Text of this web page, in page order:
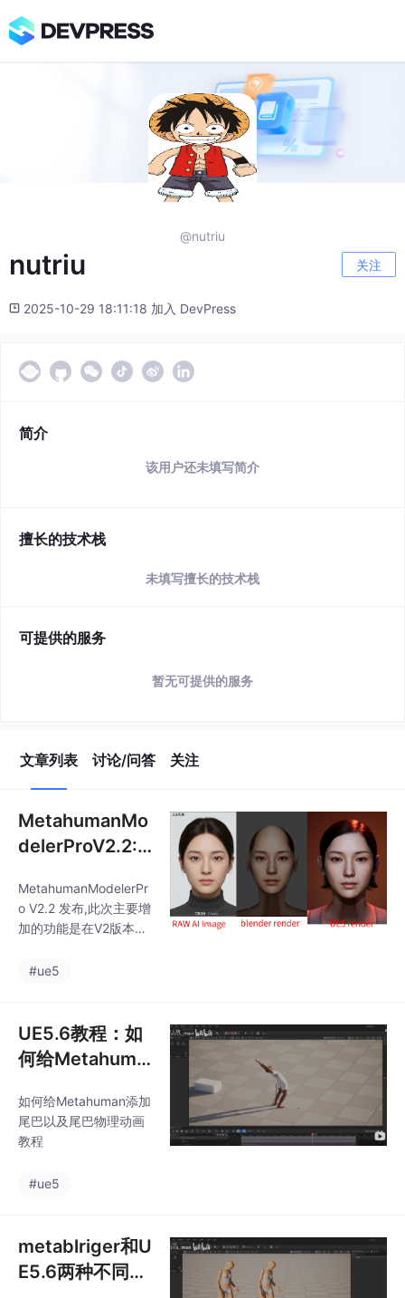
@nutriu
nutriu 关注
2025-10-29 18:11:18 加入 DevPress
简介
该用户还未填写简介
擅长的技术栈
未填写擅长的技术栈
可提供的服务
暂无可提供的服务
文章列表 讨论/问答 关注
MetahumanMo
delerProV2.2:
能 gemini生成
多视图参考到M
流程展示
MetahumanModelerPr
o V2.2 发布,此次主要增
加的功能是在V2版本的
能,用户只需要调整左侧
高了编辑效率由于AI生
成的多个视角的图片可
能存在不一致性,以及相
照片对应的真实的位姿
和参数,所以视频中演示
的方法不能保证每个视
图片上,所以在使用中,根
#ue5
UE5.6教程：如
何给Metahuma
尾巴物理动画教
程
如何给Metahuman添加
尾巴以及尾巴物理动画
教程
#ue5
metablriger和U
E5.6两种不同方